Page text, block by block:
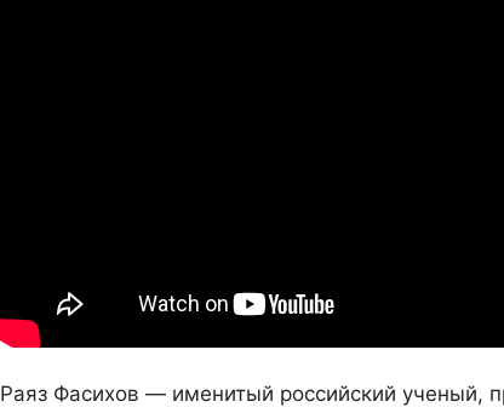
Раяз Фасихов — именитый российский ученый,